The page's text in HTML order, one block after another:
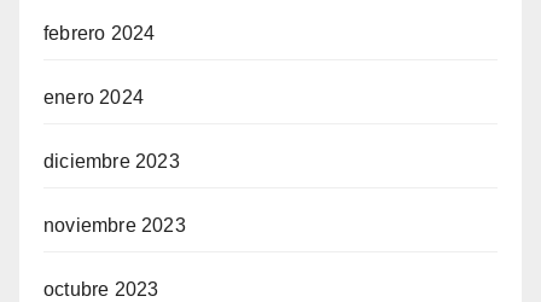
febrero 2024
enero 2024
diciembre 2023
noviembre 2023
octubre 2023